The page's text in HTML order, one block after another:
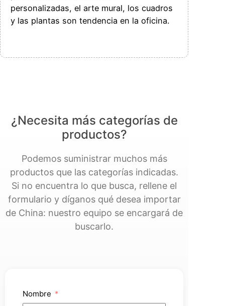
personalizadas, el arte mural, los cuadros
y las plantas son tendencia en la oficina.
¿Necesita más categorías de
productos?
Podemos suministrar muchos más
productos que las categorías indicadas.
Si no encuentra lo que busca, rellene el
formulario y díganos qué desea importar
de China: nuestro equipo se encargará de
buscarlo.
Nombre